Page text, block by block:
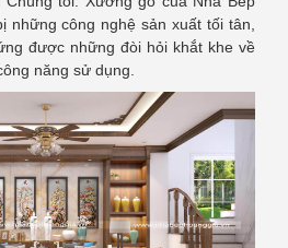
những công nghệ sản xuất tối tân,
được những đòi hỏi khắt khe về
năng sử dụng.